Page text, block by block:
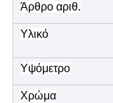
Άρθρο αριθ.
Υλικό
Υψόμετρο
Χρώμα